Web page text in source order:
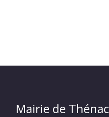
Mairie de Thénac